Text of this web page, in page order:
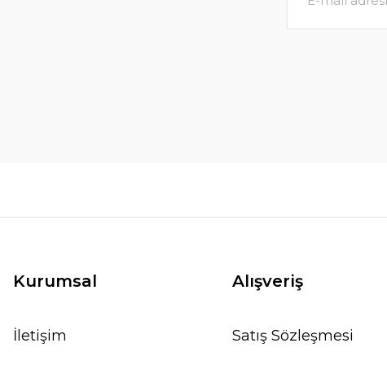
Kurumsal
İletişim
Alışveriş
Satış Sözleşmesi